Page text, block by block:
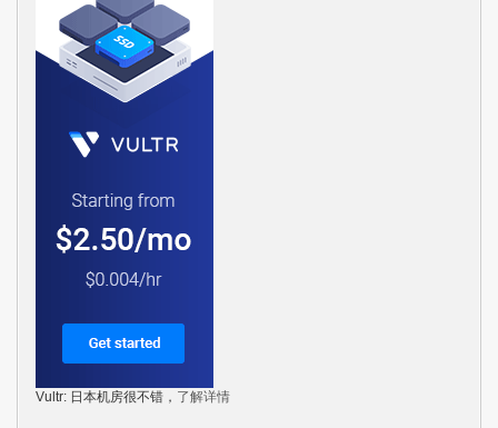
Vultr: 日本机房很不错， 了解详情